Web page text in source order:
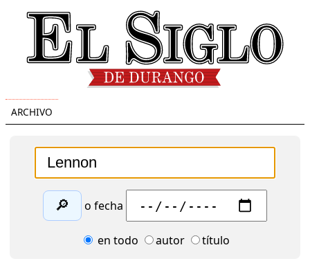
ARCHIVO
🔎 o fecha
en todo autor título